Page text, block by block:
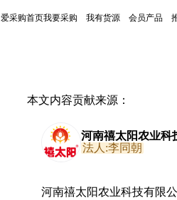
爱采购首页我要采购 我有货源 会员产品
本文内容贡献来源：
河南禧太阳农业科
法人:李同朝
河南禧太阳农业科技有限